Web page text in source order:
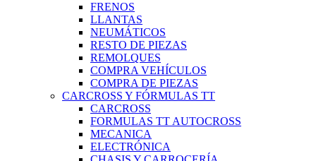
FRENOS
LLANTAS
NEUMÁTICOS
RESTO DE PIEZAS
REMOLQUES
COMPRA VEHÍCULOS
COMPRA DE PIEZAS
CARCROSS Y FÓRMULAS TT
CARCROSS
FORMULAS TT AUTOCROSS
MECANICA
ELECTRÓNICA